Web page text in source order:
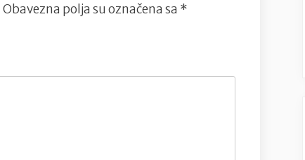
Obavezna polja su označena sa *